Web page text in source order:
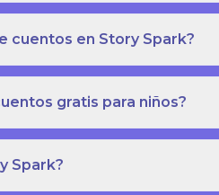
cuentos en Story Spark?
gratis para niños?
Spark?